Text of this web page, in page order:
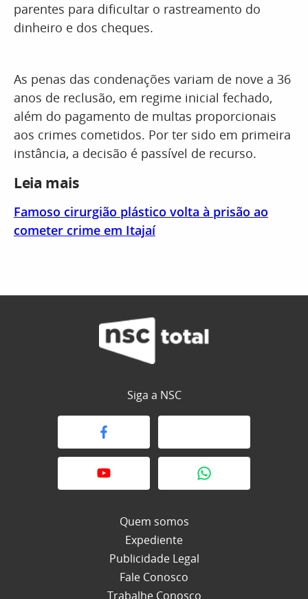
parentes para dificultar o rastreamento do
dinheiro e dos cheques.
As penas das condenações variam de nove a 36
anos de reclusão, em regime inicial fechado,
além do pagamento de multas proporcionais
aos crimes cometidos. Por ter sido em primeira
instância, a decisão é passível de recurso.
Leia mais
Famoso cirurgião plástico volta à prisão ao
cometer crime em Itajaí
Siga a NSC
Quem somos
Expediente
Publicidade Legal
Fale Conosco
Trabalhe Conosco